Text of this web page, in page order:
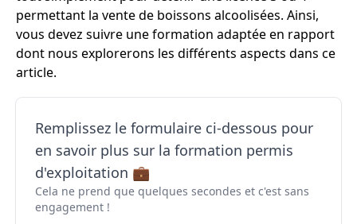
permettant la vente de boissons alcoolisées. Ainsi,
vous devez suivre une formation adaptée en rapport
dont nous explorerons les différents aspects dans ce
article.
Remplissez le formulaire ci-dessous pour
en savoir plus sur la formation permis
d'exploitation 💼
Cela ne prend que quelques secondes et c'est sans
engagement !